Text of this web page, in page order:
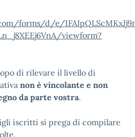
forms/d/e/
viewform?
di rilevare il livello di
non è vincolante e non
da parte vostra.
iscritti si prega di compilare